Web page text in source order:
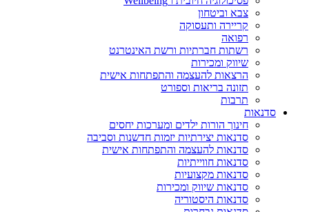
צבא וביטחון
קריירה ותעסוקה
רפואה
רשתות חברתיות ורשת האינטרנט
שיווק ומכירות
הרצאות להעצמה והתפתחות אישית
תזונה בריאות וספורט
תרבות
סדנאות
חינוך הורות ילדים ומערכות יחסים
סדנאות יצירתיות יזמות חדשנות וסביבה
סדנאות להעצמה והתפתחות אישית
סדנאות חווייתיות
סדנאות מקצועיות
סדנאות שיווק ומכירות
סדנאות היסטוריה